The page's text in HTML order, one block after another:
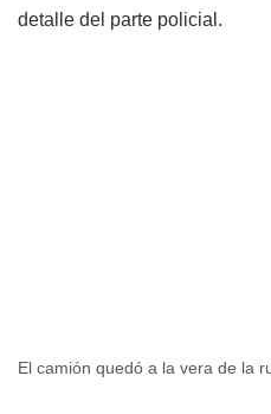
detalle del parte policial.
El camión quedó a la vera de la